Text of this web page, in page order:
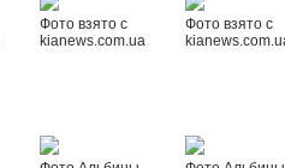
Фото взято с
kianews.com.ua
Фото взято с